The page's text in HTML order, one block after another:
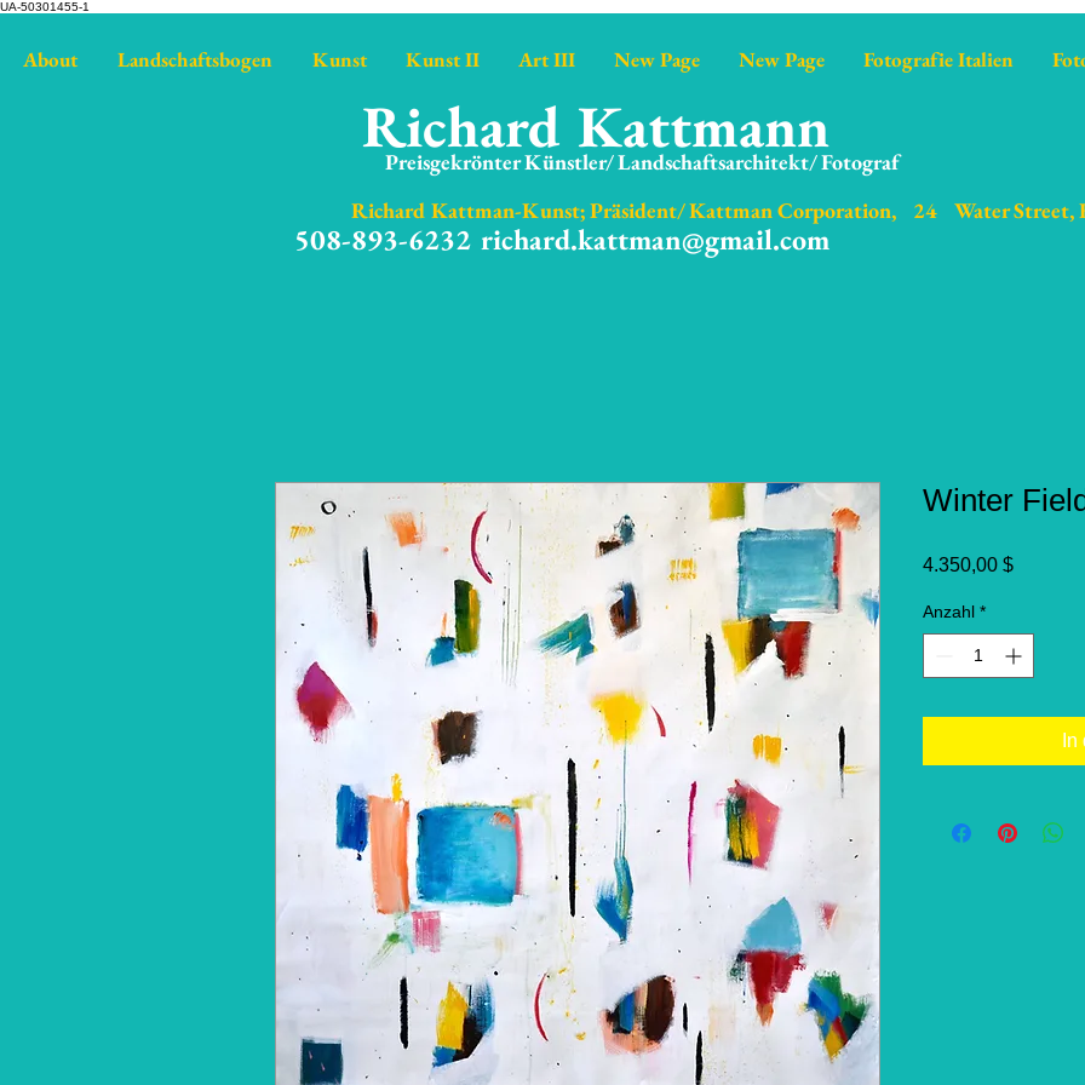
UA-50301455-1
About Landschaftsbogen Kunst Kunst II Art III New Page New Page Fotografie Italien
Richard Kattmann
Preisgekrönter Künstler/ Landschaftsarchitekt/ Fotograf
Richard Kattman-Kunst; Präsident/ Kattman Corporation,
24 Water
508-893-6232 richard.kattman@gmail.com
Winter
4.350,00 $Preis
Anzahl *